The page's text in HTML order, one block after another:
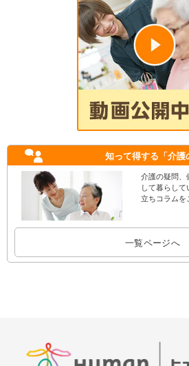
知って得する 「介護
介護の疑問、
して暮らし
立ちコラムを
一覧ページへ